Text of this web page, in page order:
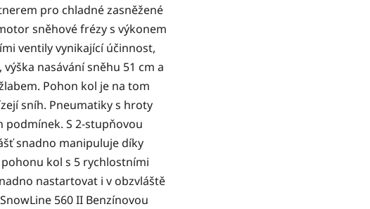
pro chladné zasněžené
sněhové frézy s výkonem
ventily vynikající účinnost,
nasávání sněhu 51 cm a
Pohon kol je na tom
sníh. Pneumatiky s hroty
S 2-stupňovou
snadno manipuluje díky
kol s 5 rychlostními
nastartovat i v obzvláště
560 II Benzínovou